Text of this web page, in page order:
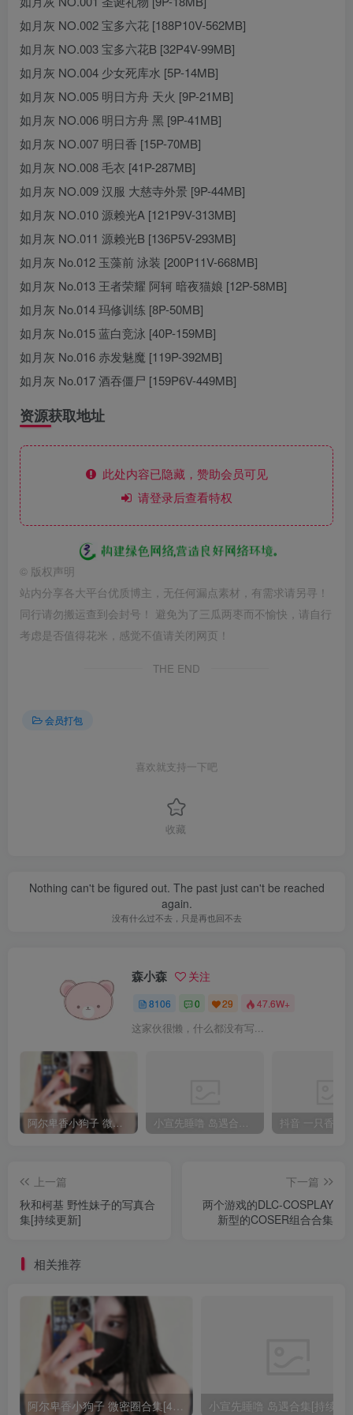
如月灰 NO.002 宝多六花 [188P10V-562MB]
如月灰 NO.003 宝多六花B [32P4V-99MB]
如月灰 NO.004 少女死库水 [5P-14MB]
如月灰 NO.005 明日方舟 天火 [9P-21MB]
如月灰 NO.006 明日方舟 黑 [9P-41MB]
如月灰 NO.007 明日香 [15P-70MB]
如月灰 NO.008 毛衣 [41P-287MB]
如月灰 NO.009 汉服 大慈寺外景 [9P-44MB]
如月灰 NO.010 源赖光A [121P9V-313MB]
如月灰 NO.011 源赖光B [136P5V-293MB]
如月灰 No.012 玉藻前 泳装 [200P11V-668MB]
如月灰 No.013 王者荣耀 阿轲 暗夜猫娘 [12P-58MB]
如月灰 No.014 玛修训练 [8P-50MB]
如月灰 No.015 蓝白竞泳 [40P-159MB]
如月灰 No.016 赤发魅魔 [119P-392MB]
如月灰 No.017 酒吞僵尸 [159P6V-449MB]
资源获取地址
此处内容已隐藏，赞助会员可见
请登录后查看特权
© 版权声明
站内分享各大平台优质博主，无任何漏点素材，有需求请另寻！
同行请勿搬运查到会封号！ 避免为了三瓜两枣而不愉快，请自行
考虑是否值得花米，感觉不值请关闭网页！
THE END
会员打包
喜欢就支持一下吧
收藏
Nothing can't be figured out. The past just can't be reached
again.
没有什么过不去，只是再也回不去
森小森 关注
8106 0 29 47.6W+
这家伙很懒，什么都没有写...
阿尔卑香小狗子 微密圈合集[40套][持续更新2023.12.14] 小宣先睡噜 岛遇合集[持续更新2025.08.27]
上一篇
秋和柯基 野性妹子的写真合
集[持续更新]
下一篇
两个游戏的DLC-COSPLAY
新型的COSER组合合集
相关推荐